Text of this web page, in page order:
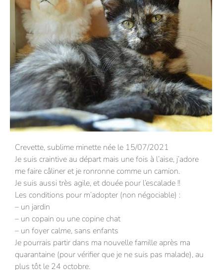
Crevette, sublime minette née le 15/07/2021
Je suis craintive au départ mais une fois à l’aise, j’adore
me faire câliner et je ronronne comme un camion.
Je suis aussi très agile, et douée pour l’escalade !!
Les conditions pour m’adopter (non négociable) :
– un jardin
– un copain ou une copine chat
– un foyer calme, sans enfants
Je pourrais partir dans ma nouvelle famille après ma
quarantaine (pour vérifier que je ne suis pas malade), au
plus tôt le 24 octobre.